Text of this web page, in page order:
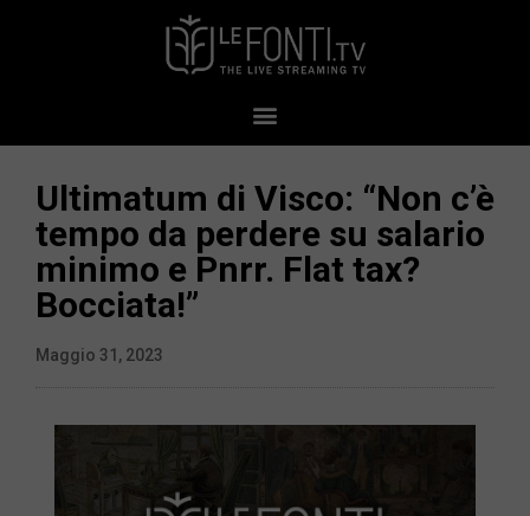
Ultimatum di Visco: “Non c’è
tempo da perdere su salario
minimo e Pnrr. Flat tax?
Bocciata!”
Maggio 31, 2023